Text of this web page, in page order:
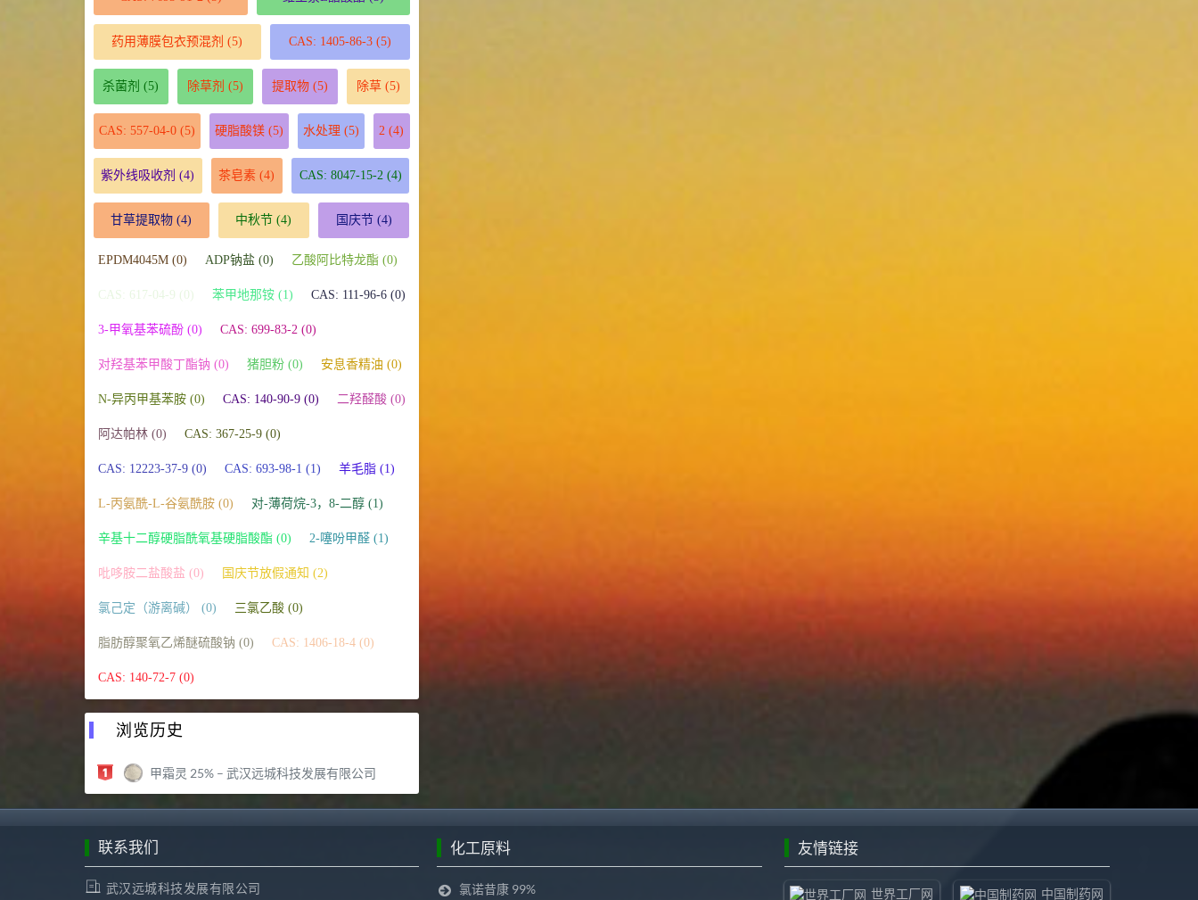
药用薄膜包衣预混剂 (5) CAS: 1405-86-3(5)
杀菌剂 (5) 除草剂 (5) 提取物(5) 除草(5)
CAS: 557-04-0(5) 硬脂酸镁(5) 水处理 (5) 2 (4)
紫外线吸收剂 (4) 茶皂素 (4) CAS: 8047-15-2 (4)
甘草提取物 (4) 中秋节 (4) 国庆节(4)
EPDM4045M (0) ADP钠盐 (0) 乙酸阿比特龙酯 (0)
CAS: 617-04-9 (0) 苯甲地那铵 (1) CAS: 111-96-6 (0)
3-甲氧基苯硫酚 (0) CAS: 699-83-2 (0)
对羟基苯甲酸丁酯钠 (0) 猪胆粉 (0) 安息香精油 (0)
N-异丙甲基苯胺 (0) CAS: 140-90-9 (0) 二羟醛酸 (0)
阿达帕林 (0) CAS: 367-25-9 (0)
CAS: 12223-37-9 (0) CAS: 693-98-1 (1) 羊毛脂 (1)
L-丙氨酰-L-谷氨酰胺 (0) 对-薄荷烷-3，8-二醇 (1)
辛基十二醇硬脂酰氧基硬脂酸酯 (0) 2-噻吩甲醛 (1)
吡哆胺二盐酸盐 (0) 国庆节放假通知 (2)
氯己定（游离碱） (0) 三氯乙酸 (0)
脂肪醇聚氧乙烯醚硫酸钠 (0) CAS: 1406-18-4 (0)
CAS: 140-72-7 (0)
浏览历史
甲霜灵 25% – 武汉远城科技发展有限公司
联系我们
武汉远城科技发展有限公司
化工原料
氯诺昔康 99%
友情链接
世界工厂网 中国制药网